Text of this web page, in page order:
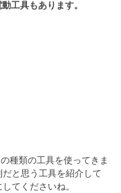
工具もあります。
種類の工具を使ってきま
と思う工具を紹介して
てくださいね。